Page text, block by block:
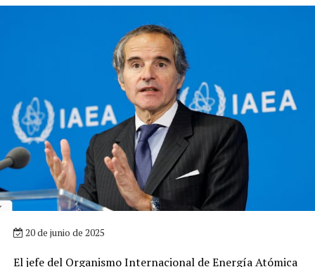
20 de junio de 2025
El jefe del Organismo Internacional de Energía Atómica